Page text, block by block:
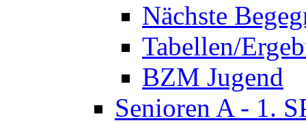
Nächste
Tabellen/
BZM Jugend
Senioren A - 1.